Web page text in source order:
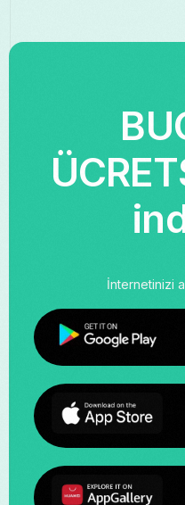
İnternetinizi